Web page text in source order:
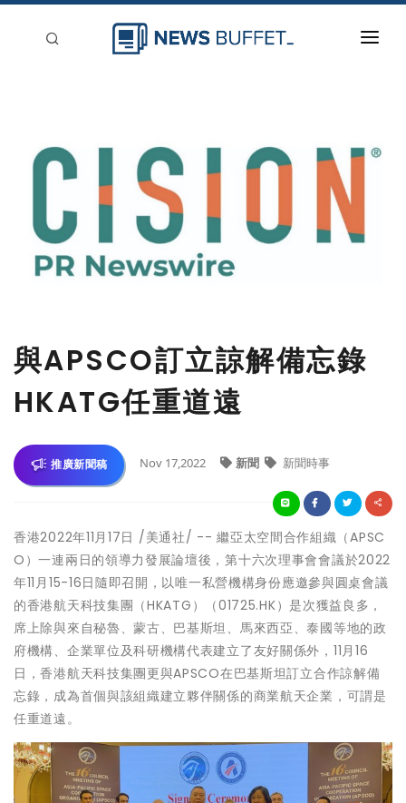
登入
與APSCO訂立諒解備忘錄
HKATG任重道遠
推廣新聞稿 Nov 17,2022 新聞 新聞時事
香港2022年11月17日 /美通社/ -- 繼亞太空間合作組織（APSC
O）一連兩日的領導力發展論壇後，第十六次理事會會議於2022
年11月15-16日隨即召開，以唯一私營機構身份應邀參與圓桌會議
的香港航天科技集團 （HKATG）
（01725.HK）是次獲益良多，
席上除與來自秘魯、蒙古、巴基斯坦、馬來西亞、泰國等地的政
府機構、企業單位及科研機構代表建立了友好關係外，11月16
日，香港航天科技集團更與APSCO在巴基斯坦訂立合作諒解備
忘錄，成為首個與該組織建立夥伴關係的商業航天企業，可謂是
任重道遠。